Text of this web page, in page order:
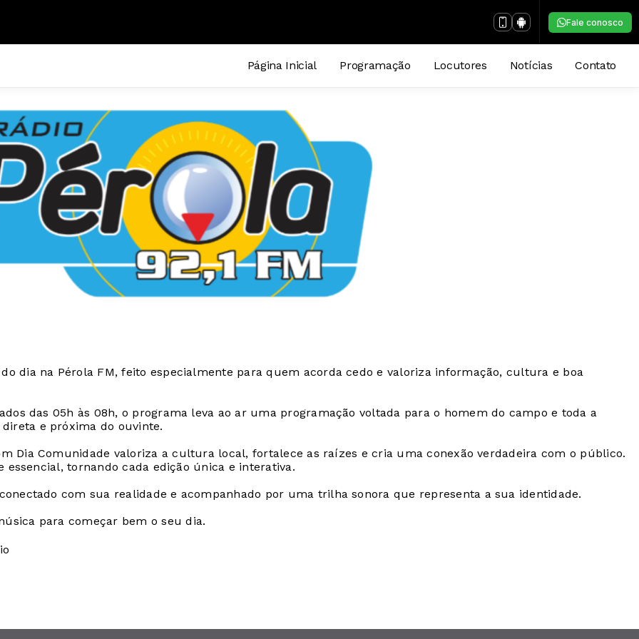
Fale conosco
Página Inicial Programação Locutores Notícias Contato
dia na Pérola FM, feito especialmente para quem acorda cedo e valoriza informação, cultura e boa
das 05h às 08h, o programa leva ao ar uma programação voltada para o homem do campo e toda a
e próxima do ouvinte.
Dia Comunidade valoriza a cultura local, fortalece as raízes e cria uma conexão verdadeira com o público.
tornando cada edição única e interativa.
com sua realidade e acompanhado por uma trilha sonora que representa a sua identidade.
para começar bem o seu dia.